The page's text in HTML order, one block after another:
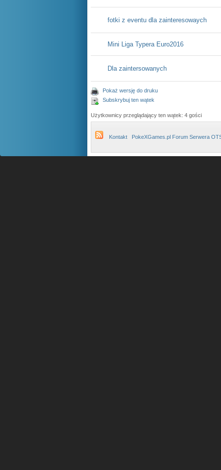
fotki z eventu dla zainteresowaych
Mini Liga Typera Euro2016
Dla zaintersowanych
Pokaż wersję do druku
Subskrybuj ten wątek
Użytkownicy przeglądający ten wątek: 4 gości
Kontakt PokeXGames.pl Forum Serwera